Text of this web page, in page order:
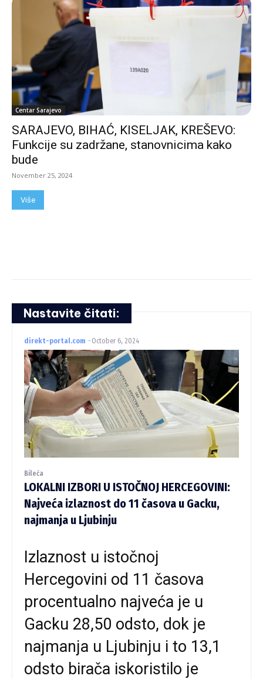
Centar Sarajevo
SARAJEVO, BIHAĆ, KISELJAK, KREŠEVO:
Funkcije su zadržane, stanovnicima kako
bude
November 25, 2024
Više
Nastavite čitati:
direkt-portal.com - October 6, 2024
Bileća
LOKALNI IZBORI U ISTOČNOJ HERCEGOVINI:
Najveća izlaznost do 11 časova u Gacku,
najmanja u Ljubinju
Izlaznost u istočnoj
Hercegovini od 11 časova
procentualno najveća je u
Gacku 28,50 odsto, dok je
najmanja u Ljubinju i to 13,1
odsto birača iskoristilo je